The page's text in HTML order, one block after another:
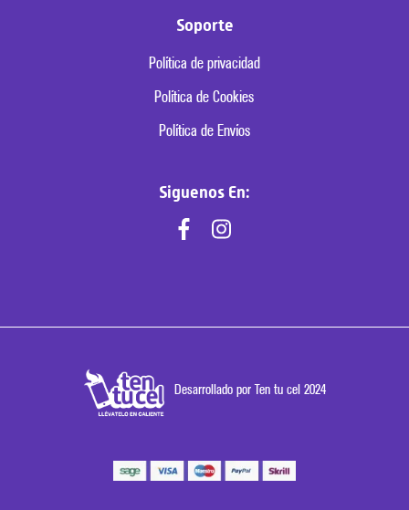
Soporte
Política de privacidad
Política de Cookies
Política de Envíos
Siguenos En:
Desarrollado por Ten tu cel 2024